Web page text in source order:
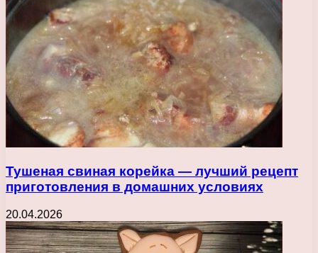
Тушеная свиная корейка — лучший рецепт
приготовления в домашних условиях
20.04.2026